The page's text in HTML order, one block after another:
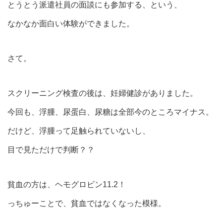
とうとう派遣社員の面談にも参加する、という、
なかなか面白い体験ができました。
さて。
スクリーニング検査の後は、妊婦健診がありました。
今回も、浮腫、尿蛋白、尿糖は全部今のところマイナス。
だけど、浮腫って足触られていないし、
目で見ただけで判断？？
貧血の方は、ヘモグロビン11.2！
っちゅーことで、貧血ではなくなった模様。